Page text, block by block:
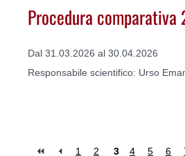
Procedura comparativa
Dal 31.03.2026 al 30.04.2026
Responsabile scientifico: Urso
1 2 3 4 5 6